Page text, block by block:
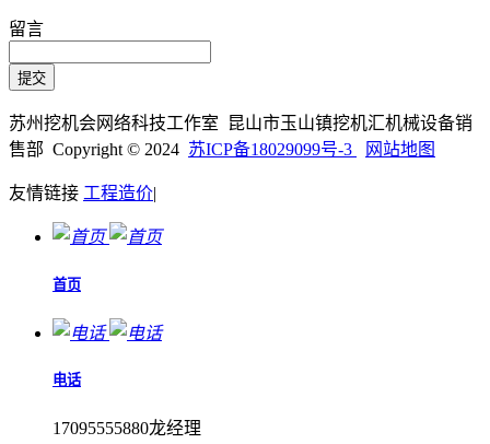
留言
苏州挖机会网络科技工作室 昆山市玉山镇挖机汇机械设备销
售部 Copyright © 2024 苏ICP备18029099号-3 网站地图
友情链接 工程造价|
首页
电话
17095555880龙经理